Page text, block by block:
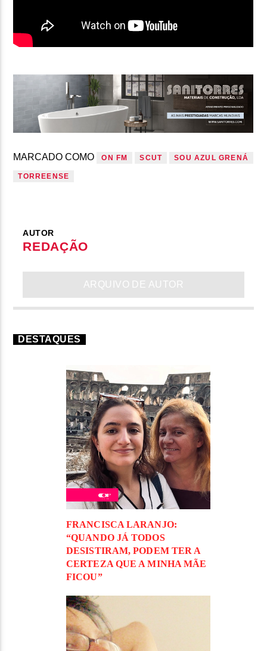
MARCADO COMO ON FM SCUT SOU AZUL GRENÁ
TORREENSE
AUTOR
REDAÇÃO
ARQUIVO DE AUTOR
DESTAQUES
FRANCISCA LARANJO:
“QUANDO JÁ TODOS
DESISTIRAM, PODEM TER A
CERTEZA QUE A MINHA MÃE
FICOU”